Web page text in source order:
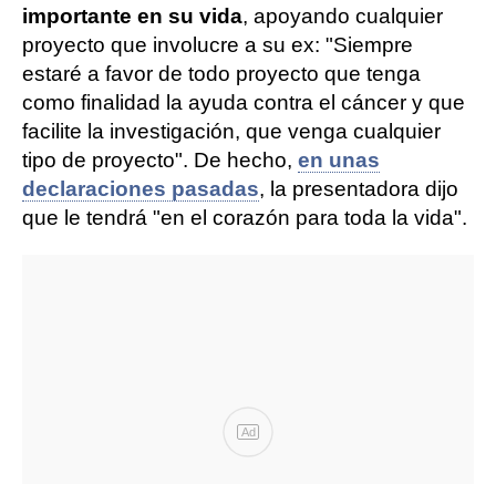
importante en su vida, apoyando cualquier
proyecto que involucre a su ex: "Siempre
estaré a favor de todo proyecto que tenga
como finalidad la ayuda contra el cáncer y que
facilite la investigación, que venga cualquier
tipo de proyecto". De hecho, en unas
declaraciones pasadas, la presentadora dijo
que le tendrá "en el corazón para toda la vida".
Ad